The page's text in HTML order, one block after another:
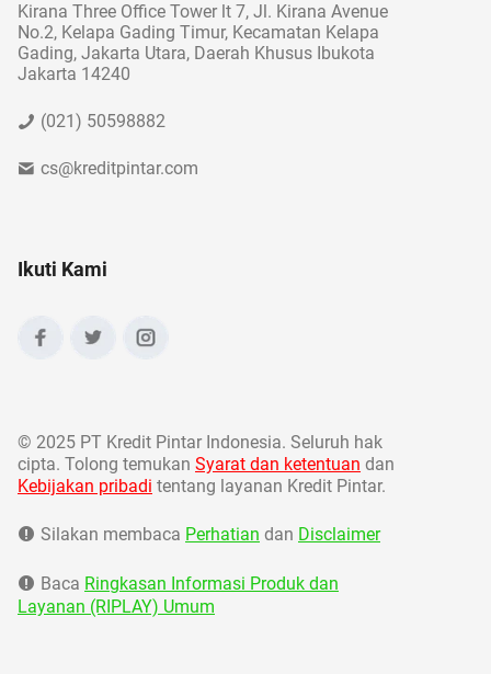
Kirana Three Office Tower lt 7, Jl. Kirana Avenue
No.2, Kelapa Gading Timur, Kecamatan Kelapa
Gading, Jakarta Utara, Daerah Khusus Ibukota
Jakarta 14240
(021) 50598882
cs@kreditpintar.com
Ikuti Kami
© 2025 PT Kredit Pintar Indonesia. Seluruh hak
cipta. Tolong temukan Syarat dan ketentuan dan
Kebijakan pribadi tentang layanan Kredit Pintar.
Silakan membaca Perhatian dan Disclaimer
Baca Ringkasan Informasi Produk dan
Layanan (RIPLAY) Umum